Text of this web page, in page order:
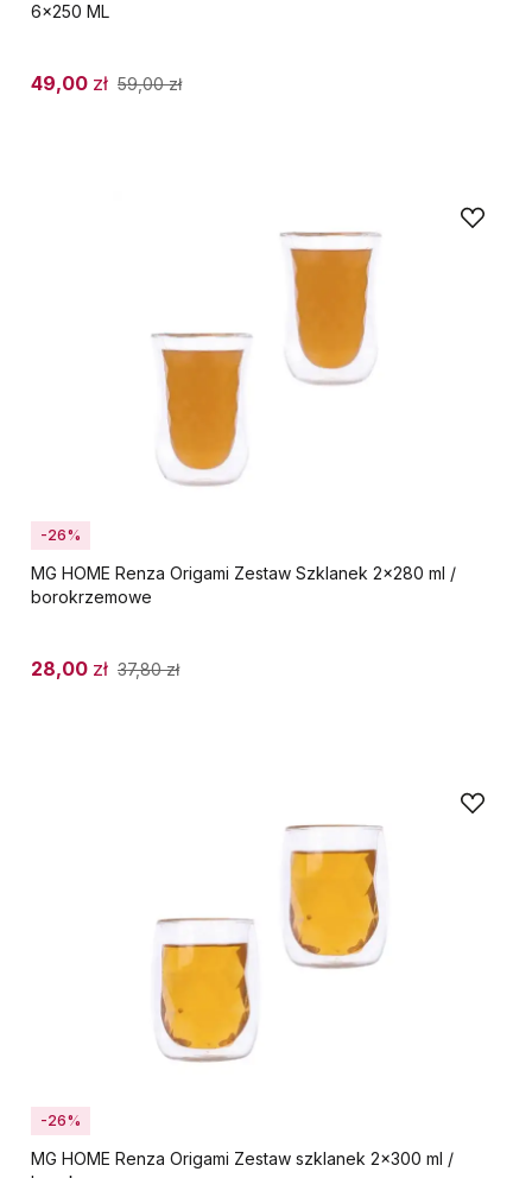
6x250 ML
49,00 zł 59,00zł
-26%
MG HOME Renza Origami Zestaw Szklanek 2x280 ml /
borokrzemowe
28,00 zł 37,80zł
-26%
MG HOME Renza Origami Zestaw szklanek 2x300 ml /